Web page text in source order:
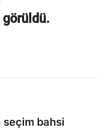
görüldü.
bahsi